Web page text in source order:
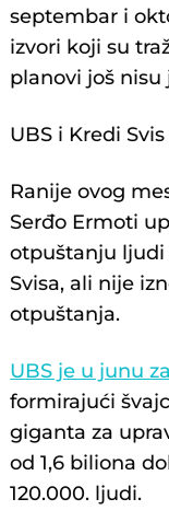
septembar i
izvori koji su
planovi još nisu
UBS i Kredi
Ranije ovog
Serđo Ermoti
otpuštanju ljudi
Svisa, ali nije
otpuštanja.
UBS je u junu
formirajući
giganta za
od 1,6 biliona
120.000. ljudi.